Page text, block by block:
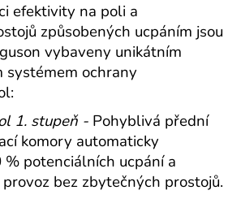
efektivity na poli a
způsobených ucpáním jsou
vybaveny unikátním
systémem ochrany
1. stupeň - Pohyblivá přední
komory automaticky
% potenciálních ucpání a
bez zbytečných prostojů.